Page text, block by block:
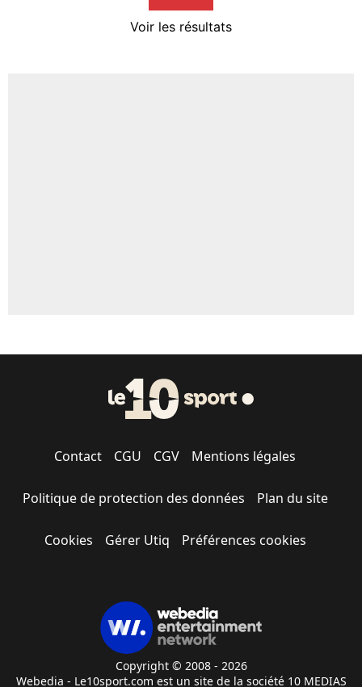
Voir les résultats
Contact CGU CGV Mentions légales
Politique de protection des données Plan du site
Cookies Gérer Utiq Préférences cookies
Copyright © 2008 - 2026
Webedia - Le10sport.com est un site de la société 10 MEDIAS